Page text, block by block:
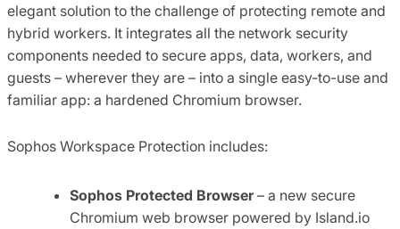
elegant solution to the challenge of protecting remote and
hybrid workers. It integrates all the network security
components needed to secure apps, data, workers, and
guests – wherever they are – into a single easy-to-use and
familiar app: a hardened Chromium browser.
Sophos Workspace Protection includes:
Sophos Protected Browser – a new secure
Chromium web browser powered by Island.io